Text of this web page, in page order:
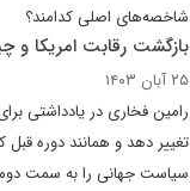
شاخصه‌های اصلی کدامند؟
بازگشت رقابت امریکا و
۲۵ آبان ۱۴۰۳
رامین فخاری در یادداشتی
تغییر دهد و همانند دوره
سیاست جهانی را به سمت